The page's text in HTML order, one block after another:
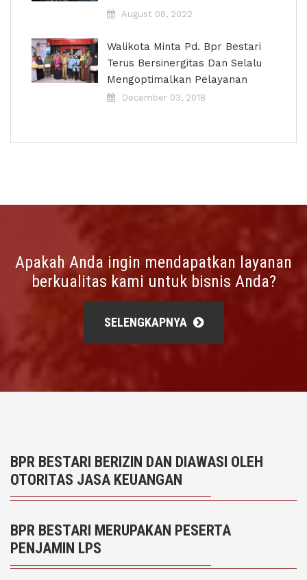
August 08, 2022
Walikota Minta Pd. Bpr Bestari
Terus Bersinergitas Dan Selalu
Mengoptimalkan Pelayanan
December 03, 2018
Apakah Anda ingin mendapatkan layanan
berkualitas kami untuk bisnis Anda?
SELENGKAPNYA
BPR BESTARI BERIZIN DAN DIAWASI OLEH
OTORITAS JASA KEUANGAN
BPR BESTARI MERUPAKAN PESERTA
PENJAMIN LPS